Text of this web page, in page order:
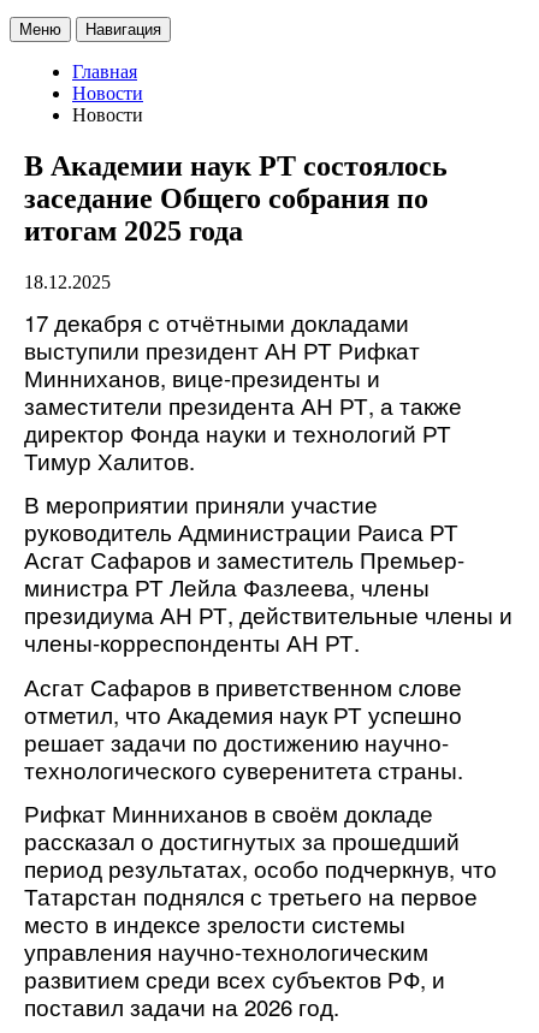
Меню Навигация
Главная
Новости
Новости
В Академии наук РТ состоялось
заседание Общего собрания по
итогам 2025 года
18.12.2025
17 декабря с отчётными докладами
выступили президент АН РТ Рифкат
Минниханов, вице-президенты и
заместители президента АН РТ, а также
директор Фонда науки и технологий РТ
Тимур Халитов.
В мероприятии приняли участие
руководитель Администрации Раиса РТ
Асгат Сафаров и заместитель Премьер-
министра РТ Лейла Фазлеева, члены
президиума АН РТ, действительные члены и
члены-корреспонденты АН РТ.
Асгат Сафаров в приветственном слове
отметил, что Академия наук РТ успешно
решает задачи по достижению научно-
технологического суверенитета страны.
Рифкат Минниханов в своём докладе
рассказал о достигнутых за прошедший
период результатах, особо подчеркнув, что
Татарстан поднялся с третьего на первое
место в индексе зрелости системы
управления научно-технологическим
развитием среди всех субъектов РФ, и
поставил задачи на 2026 год.